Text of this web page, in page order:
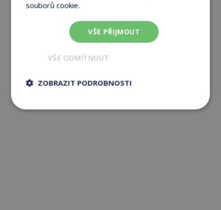
souborů cookie.
VŠE PŘIJMOUT
VŠE ODMÍTNOUT
ZOBRAZIT PODROBNOSTI